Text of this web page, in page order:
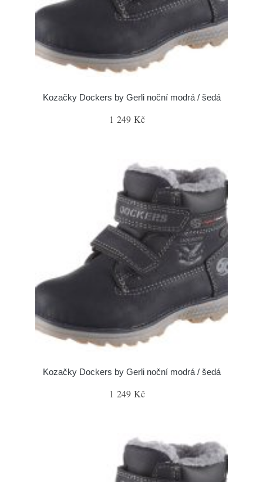
Kozačky Dockers by Gerli noční modrá / šedá
1 249 Kč
Kozačky Dockers by Gerli noční modrá / šedá
1 249 Kč